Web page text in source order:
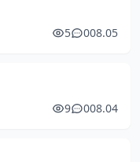
5 008.05
9 008.04